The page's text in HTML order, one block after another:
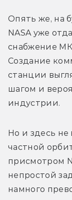
Опять же, на
NASA уже
снабжение
Создание
станции
шагом и
индустрии.
Но и здесь не
частной
присмотром
непростой
намного